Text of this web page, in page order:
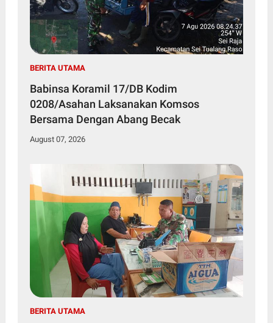
BERITA UTAMA
Babinsa Koramil 17/DB Kodim
0208/Asahan Laksanakan Komsos
Bersama Dengan Abang Becak
August 07, 2026
BERITA UTAMA